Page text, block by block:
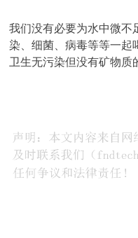
我们没有必要为水中微不
染、细菌、病毒等等一起
卫生无污染但没有矿物质